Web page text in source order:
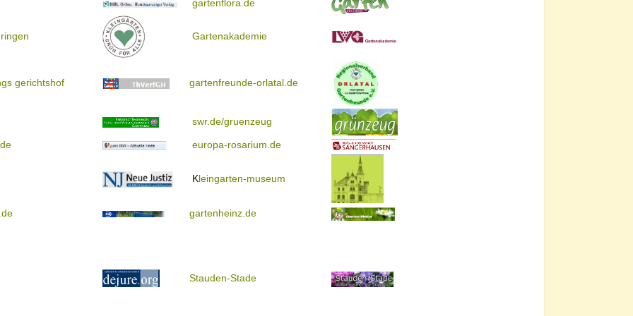
gartenflora.de
Gartenakademie
gerichtshof gartenfreunde-orlatal.de
swr.de/gruenzeug
europa-rosarium.de
Kleingarten-museum
gartenheinz.de
Stauden-Stade